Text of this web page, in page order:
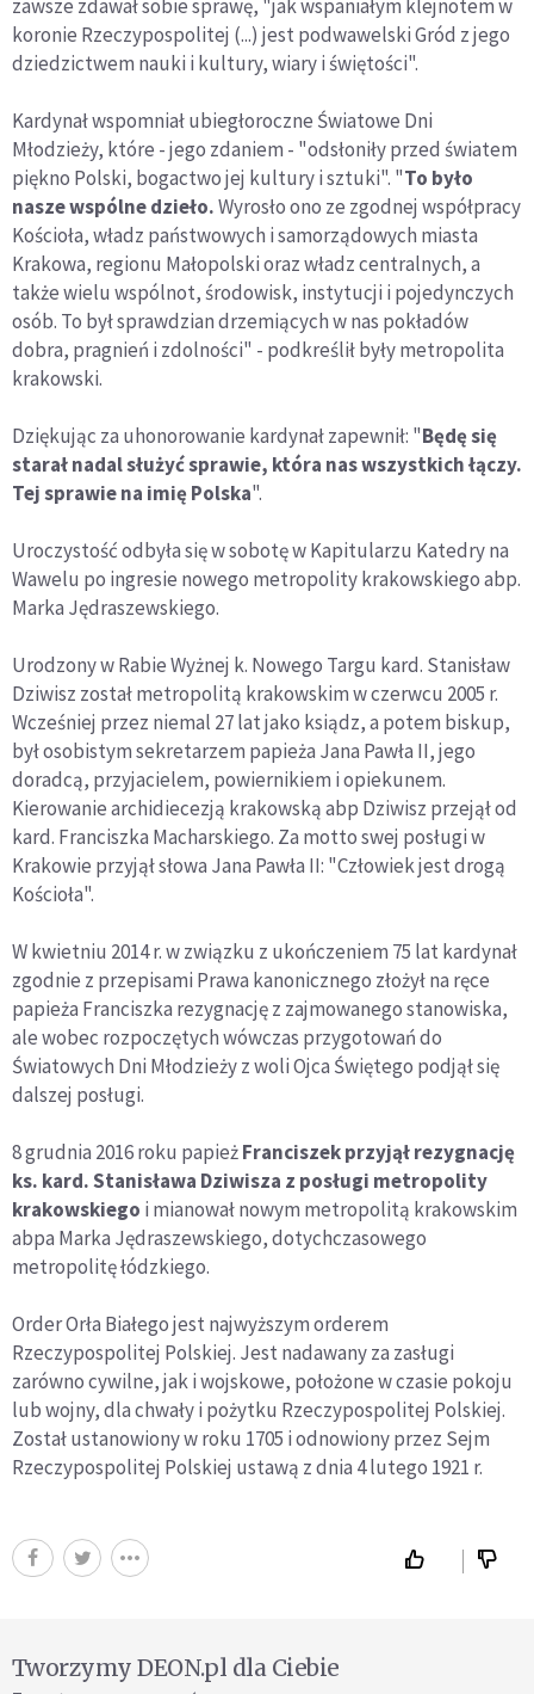
zawsze zdawał sobie sprawę, "jak wspaniałym klejnotem w
koronie Rzeczypospolitej (...) jest podwawelski Gród z jego
dziedzictwem nauki i kultury, wiary i świętości".
Kardynał wspomniał ubiegłoroczne Światowe Dni
Młodzieży, które - jego zdaniem - "odsłoniły przed światem
piękno Polski, bogactwo jej kultury i sztuki". "To było
nasze wspólne dzieło.Wyrosło ono ze zgodnej współpracy
Kościoła, władz państwowych i samorządowych miasta
Krakowa, regionu Małopolski oraz władz centralnych, a
także wielu wspólnot, środowisk, instytucji i pojedynczych
osób. To był sprawdzian drzemiących w nas pokładów
dobra, pragnień i zdolności" - podkreślił były metropolita
krakowski.
Dziękując za uhonorowanie kardynał zapewnił: "Będę się
starał nadal służyć sprawie, która nas wszystkich łączy.
Tej sprawie na imię Polska".
Uroczystość odbyła się w sobotę w Kapitularzu Katedry na
Wawelu po ingresie nowego metropolity krakowskiego abp.
Marka Jędraszewskiego.
Urodzony w Rabie Wyżnej k. Nowego Targu kard. Stanisław
Dziwisz został metropolitą krakowskim w czerwcu 2005 r.
Wcześniej przez niemal 27 lat jako ksiądz, a potem biskup,
był osobistym sekretarzem papieża Jana Pawła II, jego
doradcą, przyjacielem, powiernikiem i opiekunem.
Kierowanie archidiecezją krakowską abp Dziwisz przejął od
kard. Franciszka Macharskiego. Za motto swej posługi w
Krakowie przyjął słowa Jana Pawła II: "Człowiek jest drogą
Kościoła".
W kwietniu 2014 r. w związku z ukończeniem 75 lat kardynał
zgodnie z przepisami Prawa kanonicznego złożył na ręce
papieża Franciszka rezygnację z zajmowanego stanowiska,
ale wobec rozpoczętych wówczas przygotowań do
Światowych Dni Młodzieży z woli Ojca Świętego podjął się
dalszej posługi.
8 grudnia 2016 roku papieżFranciszek przyjął rezygnację
ks. kard. Stanisława Dziwisza z posługi metropolity
krakowskiego i mianował nowym metropolitą krakowskim
abpa Marka Jędraszewskiego, dotychczasowego
metropolitę łódzkiego.
Order Orła Białego jest najwyższym orderem
Rzeczypospolitej Polskiej. Jest nadawany za zasługi
zarówno cywilne, jak i wojskowe, położone w czasie pokoju
lub wojny, dla chwały i pożytku Rzeczypospolitej Polskiej.
Został ustanowiony w roku 1705 i odnowiony przez Sejm
Rzeczypospolitej Polskiej ustawą z dnia 4 lutego 1921 r.
Tworzymy DEON.pl dla Ciebie